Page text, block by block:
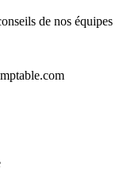
de nos équipes